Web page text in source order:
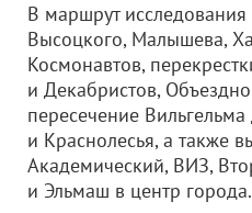
В маршрут
Высоцкого, Малышева,
Космонавтов,
и Декабристов,
пересечение Вильгельма
и Краснолесья, а также
Академический, ВИЗ,
и Эльмаш в центр города.